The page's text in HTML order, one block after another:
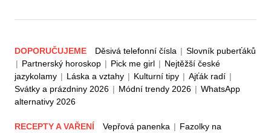
DOPORUČUJEME Děsivá telefonní čísla | Slovník puberťáků
| Partnerský horoskop | Pick me girl | Nejtěžší české
jazykolamy | Láska a vztahy | Kulturní tipy | Ajťák radí |
Svátky a prázdniny 2026 | Módní trendy 2026 | WhatsApp
alternativy 2026
RECEPTY A VAŘENÍ Vepřová panenka | Fazolky na